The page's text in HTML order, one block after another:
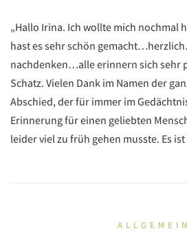
„Hallo Irina. Ich wollte mich nochmal
hast es sehr schön
nachdenken…alle erinnern sich sehr
Schatz. Vielen Dank im Namen der
Abschied, der für immer im
Erinnerung für einen geliebten
leider viel zu früh gehen musste. Es
ALLGEMEIN